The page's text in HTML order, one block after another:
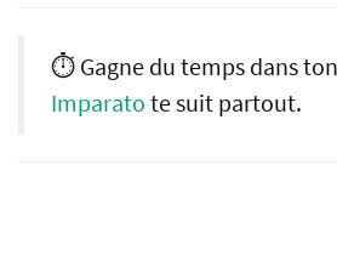
⏱️ Gagne du temps dans
Imparato te suit partout.